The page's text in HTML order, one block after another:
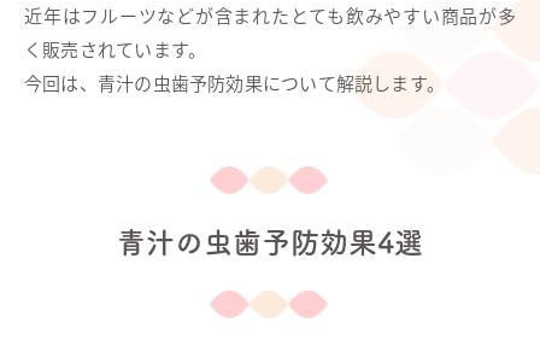
近年はフルーツなどが含まれたとても飲みやすい商品が多
く販売されています。
今回は、青汁の虫歯予防効果について解説します。
青汁の虫歯予防効果4選